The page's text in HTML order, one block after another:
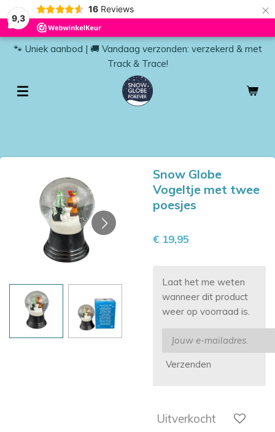
9,3
16 Reviews ×
🐾 Uniek aanbod | 🚚 Vandaag verzonden: verzekerd & met
Track & Trace!
Snow Globe
Vogeltje met twee
poesjes
€ 19,95
Laat het me weten
wanneer dit product
weer op voorraad is.
Verzenden
Uitverkocht